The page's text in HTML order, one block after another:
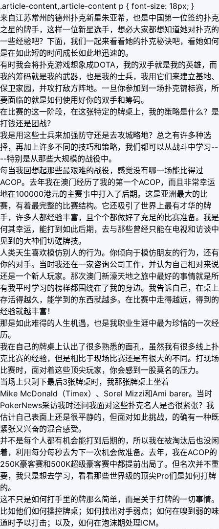
.article-content,.article-content p { font-size: 18px; }
来自江苏常州的德州扑克新星朱亚希，也是中国第一位签约扑克
之星的牌手，这样一位新星选手，想必大家都想知道她对扑克的
一些经验吧？下面，我们一起来看看她的扑克秘诀吧，看她如何
是在如此短的时间成长如此地迅速的。
有时我会将扑克游戏想象成DOTA，我的双手就是我的英雄，而
我的筹码就是我的武器，也是我的士兵，我用它们来建立基地、
保卫家园，并攻打敌方阵地。一旦你参加到一场扑克锦标赛，所
要面临的就是如何使用好你的双手和筹码。
在比赛的这一阶段，在这张特定的牌桌上，我的策略是什么？是
打钱还是团战？
我是用这些士兵来加强防守还是去攻城略地？总之有许多种选
择，再加上许多不同的技巧和策略，我们都可以从战斗中学习--
--特别是从那些大规模的战役中。
每当我回想起那些最艰难的战役，感觉没有哪一场能比得过
ACOP。去年我在澳门经历了我的第一个ACOP，而且非常幸运
地在100000港元的主赛事中打入了后期。这是亚洲最大的比
赛，有着最完整的比赛结构。它还吸引了世界上最有才华的牌
手，许多人都经验丰富，且个个都做好了充足的比赛准备。我是
何其幸运，能打到如此后期，去与那些曾经只能在电视和访谈中
见到的大神们切磋牌技。
人类天生喜欢模仿别人的行为。你倾向于模仿朋友的行为，还有
你的对手。当时我还在一家咨询公司工作，并认为自己相对来说
还是一个新人玩家。那次澳门新濠天地之旅中最好的事情就是所
有我平时学习的榜样都围绕在了我的身边。我告诉自己，在桌上
存活得越久，能学到的东西就越多。在比赛中走得越远，得到的
经验就越丰富！
那是如此难得的人生机遇，也是我职业生涯中最为珍惜的一次经
历。
我在自己的牌桌上认出了很多熟悉的面孔，虽然我有很多线上扑
克比赛的经验，但是相比于现场比赛还是有很大的不同。打现场
比赛时，面对着这些顶尖玩家，你会感到一股莫名的压力。
当场上只剩下最后3张牌桌时，我那张牌桌上坐着
Mike McDonald（Timex）、Sorel Mizzi和Ami barer。当时
PokerNews采访我时还问我面对这些扑克名人是否很紧张？我
估计自己表面上还是很平静的，但面对如此挑战，的确有一种既
紧张又兴奋的混合感受。
并不是每个人都有机会能打到后期的，所以我在被淘汰后也没闲
着，利用每分每秒去为下一次机会做准备。去年，我在ACOP的
250K豪客赛和500K超级豪客赛中都提前出局了。但名次并不重
要，我只是想去学习，看看那些世界级的顶尖Pro们是如何打牌
的。
这不只是如何打手里的牌那么简单，而是关于打牌的一切事情。
比如他们如何操控牌桌；如何找出对手弱点；如何在嗅到弱的味
道时予以打击；以及，如何在泡沫期处理ICM。